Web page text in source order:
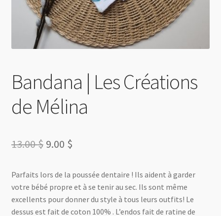
Bandana | Les Créations
de Mélina
13.00$ Le
initial
était :
9.00 $Le
actuel
est :
Parfaits lors de la poussée dentaire ! Ils aident à garder
votre bébé propre et à se tenir au sec. Ils sont même
excellents pour donner du style à tous leurs outfits! Le
dessus est fait de coton 100% . L’endos fait de ratine de